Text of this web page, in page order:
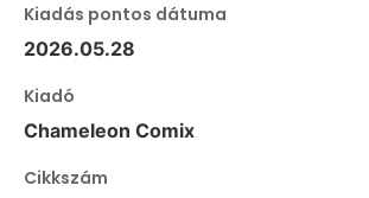
Kiadás pontos dátuma
2026.05.28
Kiadó
Chameleon Comix
Cikkszám